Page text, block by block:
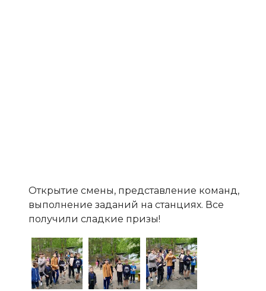
Открытие смены, представление команд,
выполнение заданий на станциях. Все
получили сладкие призы!